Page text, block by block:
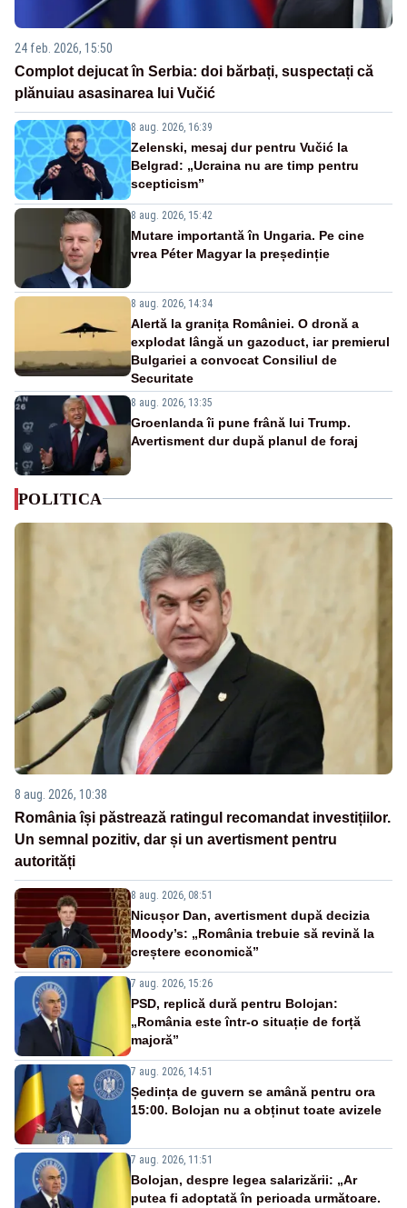
24 feb. 2026, 15:50
Complot dejucat în Serbia: doi bărbați, suspectați că
plănuiau asasinarea lui Vučić
8 aug. 2026, 16:39
Zelenski, mesaj dur pentru Vučić la
Belgrad: „Ucraina nu are timp pentru
scepticism”
8 aug. 2026, 15:42
Mutare importantă în Ungaria. Pe cine
vrea Péter Magyar la președinție
8 aug. 2026, 14:34
Alertă la granița României. O dronă a
explodat lângă un gazoduct, iar premierul
Bulgariei a convocat Consiliul de
Securitate
8 aug. 2026, 13:35
Groenlanda îi pune frână lui Trump.
Avertisment dur după planul de foraj
POLITICA
8 aug. 2026, 10:38
România își păstrează ratingul recomandat investițiilor.
Un semnal pozitiv, dar și un avertisment pentru
autorități
8 aug. 2026, 08:51
Nicușor Dan, avertisment după decizia
Moody’s: „România trebuie să revină la
creștere economică”
7 aug. 2026, 15:26
PSD, replică dură pentru Bolojan:
„România este într-o situație de forță
majoră”
7 aug. 2026, 14:51
Ședința de guvern se amână pentru ora
15:00. Bolojan nu a obținut toate avizele
7 aug. 2026, 11:51
Bolojan, despre legea salarizării: „Ar
putea fi adoptată în perioada următoare.